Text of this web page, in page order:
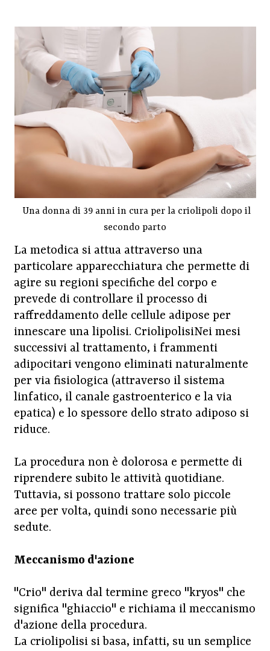
Una donna di 39 anni in cura per la criolipoli dopo il
secondo parto
La metodica si attua attraverso una
particolare apparecchiatura che permette di
agire su regioni specifiche del corpo e
prevede di controllare il processo di
raffreddamento delle cellule adipose per
innescare una lipolisi. CriolipolisiNei mesi
successivi al trattamento, i frammenti
adipocitari vengono eliminati naturalmente
per via fisiologica (attraverso il sistema
linfatico, il canale gastroenterico e la via
epatica) e lo spessore dello strato adiposo si
riduce.
La procedura non è dolorosa e permette di
riprendere subito le attività quotidiane.
Tuttavia, si possono trattare solo piccole
aree per volta, quindi sono necessarie più
sedute.
Meccanismo d'azione
"Crio" deriva dal termine greco "kryos" che
significa "ghiaccio" e richiama il meccanismo
d'azione della procedura.
La criolipolisi si basa, infatti, su un semplice